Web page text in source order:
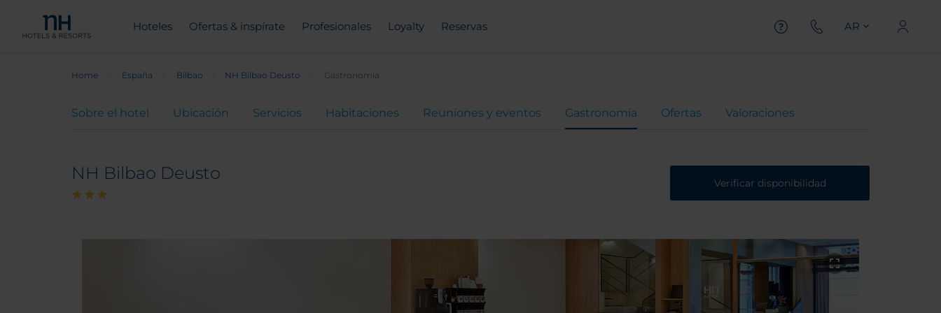
Hoteles Ofertas & inspírate Profesionales Loyalty Reservas AR
Home España Bilbao NH Bilbao Deusto Gastronomía
Sobre el hotel Ubicación Servicios Habitaciones Reuniones y eventos Gastronomía Ofertas Valoraciones
NH Bilbao Deusto Verificar disponibilidad